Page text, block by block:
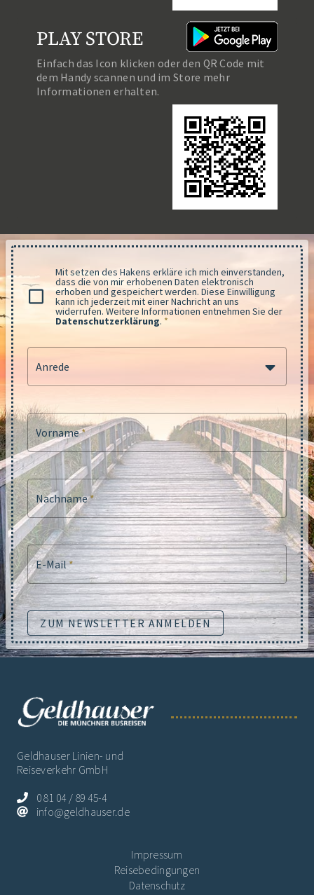
PLAY STORE
Einfach das Icon klicken oder den QR Code mit
dem Handy scannen und im Store mehr
Informationen erhalten.
Anrede
Vorname*
Nachname*
E-Mail*
Mit setzen des Hakens erkläre ich mich einverstanden,
dass die von mir erhobenen Daten elektronisch
erhoben und gespeichert werden. Diese Einwilligung
kann ich jederzeit mit einer Nachricht an uns
widerrufen. Weitere Informationen entnehmen Sie der
Datenschutzerklärung. *
ZUM NEWSLETTER ANMELDEN
Geldhauser Linien- und
Reiseverkehr GmbH
0 81 04 / 89 45-4
info@geldhauser.de
Impressum
Reisebedingungen
Datenschutz